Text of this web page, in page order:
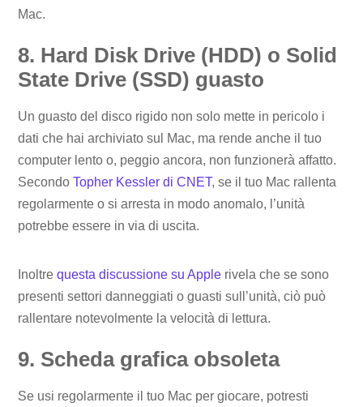
Mac.
8. Hard Disk Drive (HDD) o Solid
State Drive (SSD) guasto
Un guasto del disco rigido non solo mette in pericolo i
dati che hai archiviato sul Mac, ma rende anche il tuo
computer lento o, peggio ancora, non funzionerà affatto.
SecondoTopher Kessler di CNET, se il tuo Mac rallenta
regolarmente o si arresta in modo anomalo, l’unità
potrebbe essere in via di uscita.
Inoltrequesta discussione su Apple rivela che se sono
presenti settori danneggiati o guasti sull’unità, ciò può
rallentare notevolmente la velocità di lettura.
9. Scheda grafica obsoleta
Se usi regolarmente il tuo Mac per giocare, potresti